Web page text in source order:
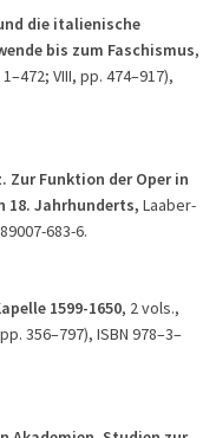
die italienische
bis zum Faschismus,
VIII, pp. 474–917),
Zur Funktion der Oper in
18. Jahrhunderts, Laaber-
683-6.
1599-1650, 2 vols.,
356–797), ISBN 978–3–